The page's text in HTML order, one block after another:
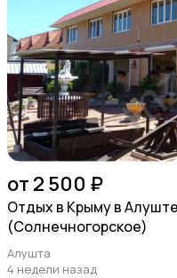
от 2 500 ₽
Отдых в Крыму в
(Солнечногорское)
Алушта
4 недели назад